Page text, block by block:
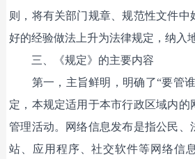
则，将有关部门规章、规范性文件中
好的经验做法上升为法律规定，纳入
三、《规定》的主要内容
第一，主旨鲜明，明确了“要管谁
定，本规定适用于本市行政区域内的
管理活动。网络信息发布是指公民、
站、应用程序、社交软件等网络信